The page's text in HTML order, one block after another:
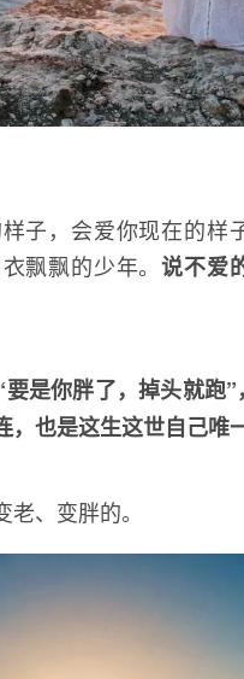
子，会爱你现在的样
飘飘的少年。说不爱
是你胖了，掉头就跑
也是这生这世自己唯
、变胖的。